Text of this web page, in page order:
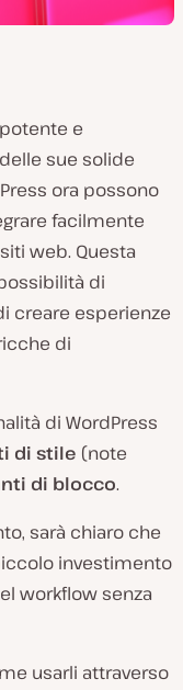
e
sue solide
ora possono
facilmente
web. Questa
di
creare esperienze
di
di WordPress
di stile (note
di blocco.
sarà chiaro che
investimento
workflow senza
usarli attraverso